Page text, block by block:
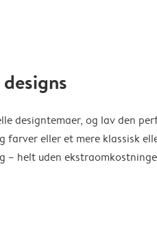
designtemaer, og lav den
farver eller et mere klassisk
– helt uden